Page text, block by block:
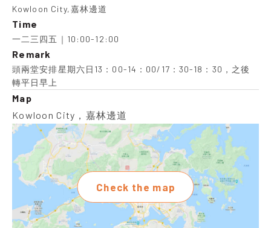
Kowloon City,嘉林邊道
Time
一二三四五｜10:00-12:00
Remark
頭兩堂安排星期六日13：00-14：00/17：30-18：30，之後
轉平日早上
Map
Kowloon City，嘉林邊道
Check the map